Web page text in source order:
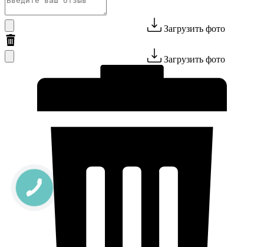
Загрузить фото
Загрузить фото